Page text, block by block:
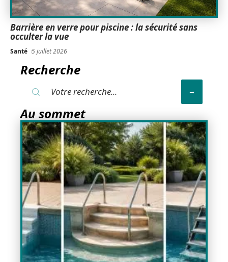
Barrière en verre pour piscine : la sécurité sans
occulter la vue
Santé 5 juillet 2026
Recherche
Au sommet